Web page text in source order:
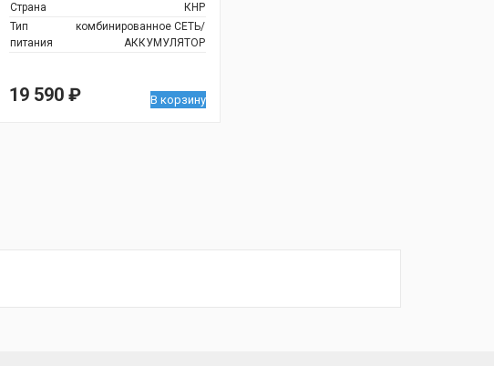
Страна
КНР
Тип
питания
комбинированное СЕТЬ/
АККУМУЛЯТОР
19 590 ₽ В корзину